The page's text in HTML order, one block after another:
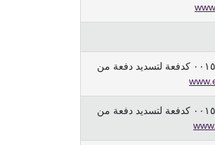
تمّ خصم ٢،٣٠٠  من حسابك رقم ٠٠١-١٢٣٤٥٦-٠٠١٥ كدفعة لتسديد دفعة من
تمّ خصم ٢،٣٠٠  من حسابك رقم ٠٠١-١٢٣٤٥٦-٠٠١٥ كدفعة لتسديد دفعة من